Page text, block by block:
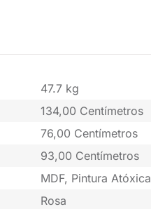
47.7 kg
134,00 Centímetros
76,00 Centímetros
93,00 Centímetros
MDF, Pintura Atóxica
Rosa